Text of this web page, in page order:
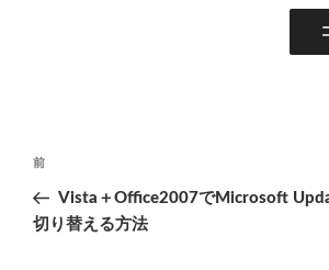
投
ナ
前
の
投
前
Vista＋Office2007でMicrosoft
切り替える方法